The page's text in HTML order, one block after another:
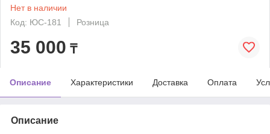
Нет в наличии
Код: ЮС-181
Розница
35 000 ₸
Описание Характеристики Доставка Оплата
Описание